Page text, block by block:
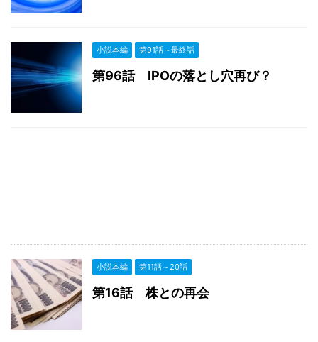
小説本編 第91話～最終話
第96話 IPOの落とし穴再び？
小説本編 第11話～20話
第16話 株との再会